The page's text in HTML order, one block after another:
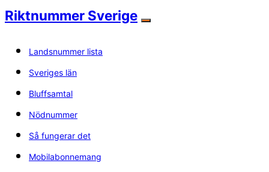
Riktnummer Sverige
Landsnummer lista
Sveriges län
Bluffsamtal
Nödnummer
Så fungerar det
Mobilabonnemang